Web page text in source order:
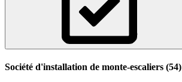
Société d'installation de monte-escaliers (54)